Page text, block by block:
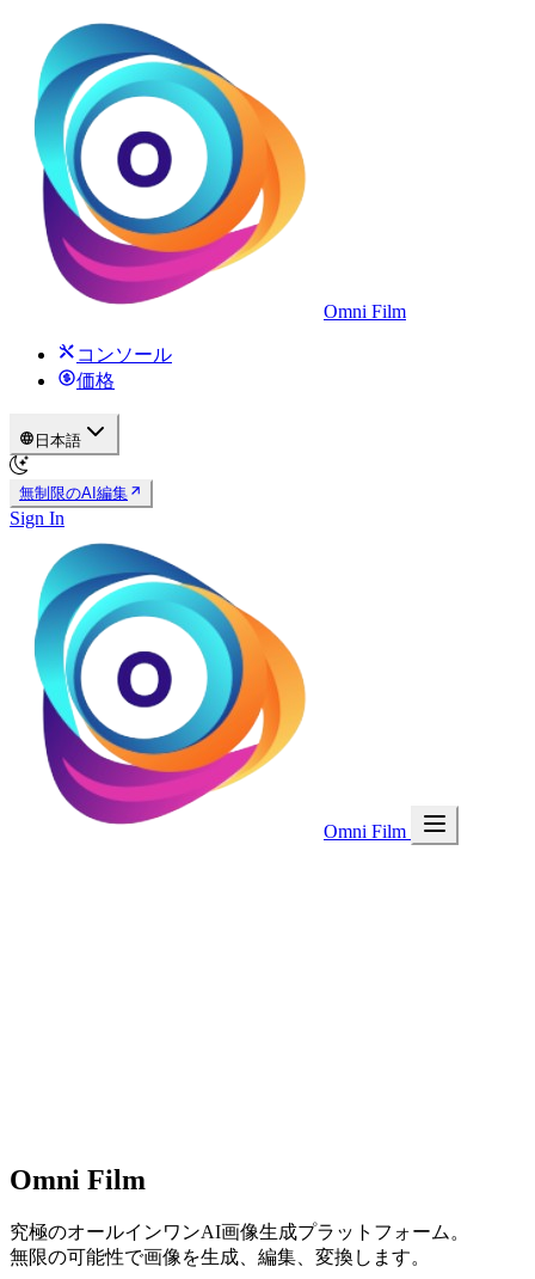
Omni Film
コンソール
価格
日本語
無制限のAI編集
Sign In
Omni Film
Omni Film
究極のオールインワンAI画像生成プラットフォーム。
無限の可能性で画像を生成、編集、変換します。